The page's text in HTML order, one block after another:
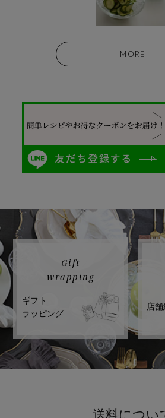
MORE
Gift
wrapping
ギフト
ラッピング
店
送料につい